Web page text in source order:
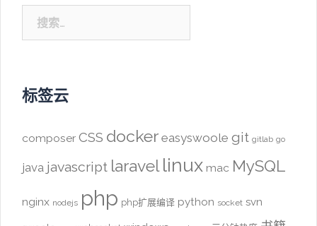
索：
标签云
composer CSS docker easyswoole git gitlab go
java javascript laravel linux mac MySQL
nginx nodejs php php扩展编译 python socket svn